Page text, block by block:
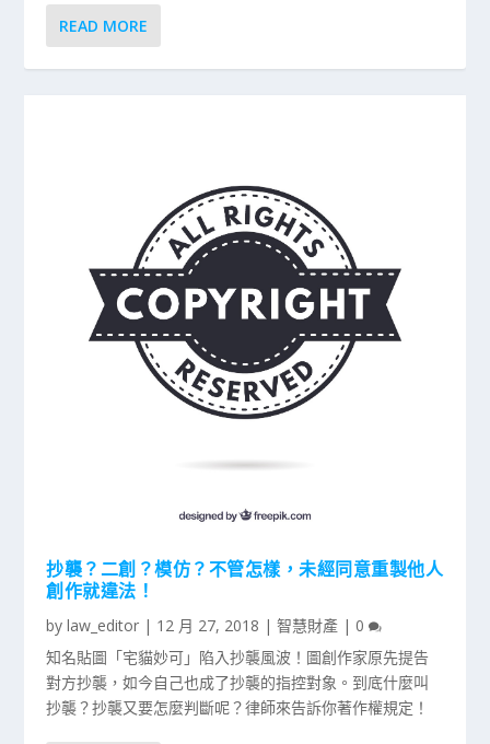
READ MORE
抄襲？二創？模仿？不管怎樣，未經同意重製他人
創作就違法！
bylaw_editor | 12 月 27, 2018 |智慧財產 | 0
知名貼圖「宅貓妙可」陷入抄襲風波！圖創作家原先提告
對方抄襲，如今自己也成了抄襲的指控對象。到底什麼叫
抄襲？抄襲又要怎麼判斷呢？律師來告訴你著作權規定！